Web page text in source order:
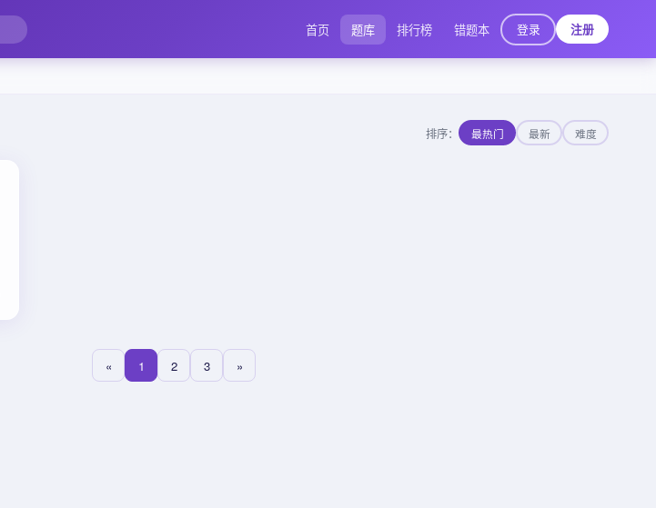
首页 题库 排行榜 错题本 登录 注册
排序： 最热门 最新 难度
« 1 2 3 »